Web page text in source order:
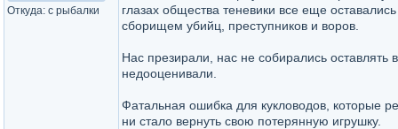
Откуда: с рыбалки
глазах общества теневики все еще
сборищем убийц, преступников и воров.
Нас презирали, нас не собирались оставлять
недооценивали.
Фатальная ошибка для кукловодов, которые
ни стало вернуть свою потерянную игрушку.